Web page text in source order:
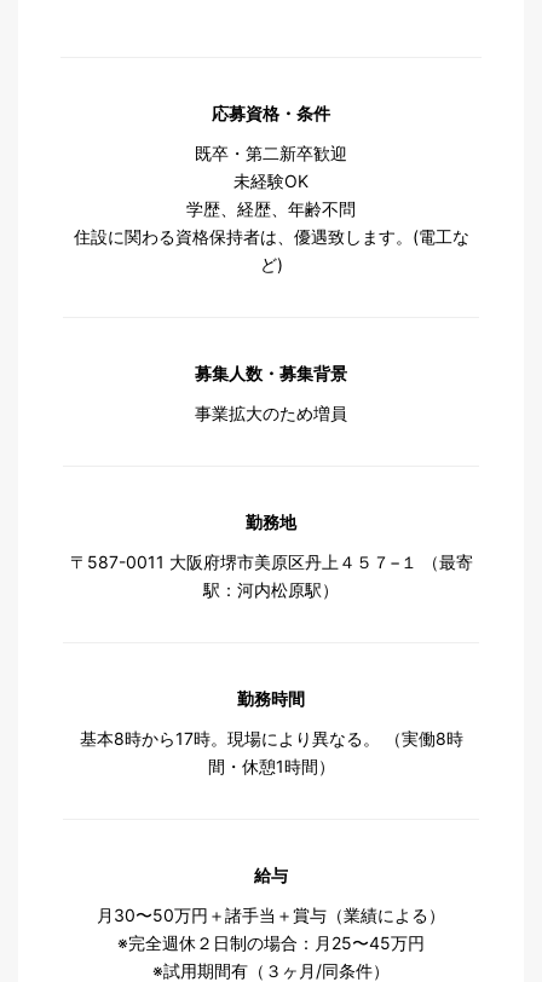
応募資格・条件
既卒・第二新卒歓迎
未経験OK
学歴、経歴、年齢不問
住設に関わる資格保持者は、優遇致します。(電工な
ど)
募集人数・募集背景
事業拡大のため増員
勤務地
〒587-0011 大阪府堺市美原区丹上４５７−１ （最寄
駅：河内松原駅）
勤務時間
基本8時から17時。現場により異なる。 （実働8時
間・休憩1時間）
給与
月30〜50万円＋諸手当＋賞与（業績による）
※完全週休２日制の場合：月25〜45万円
※試用期間有（３ヶ月/同条件）